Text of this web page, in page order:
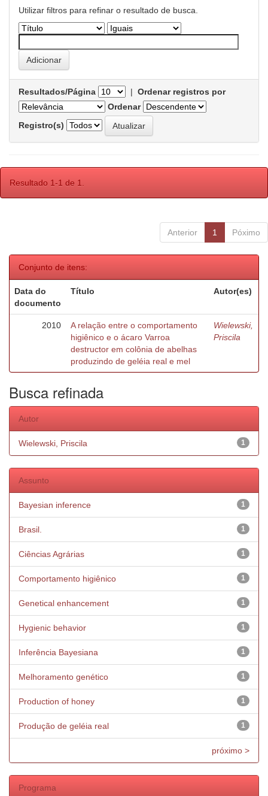
Utilizar filtros para refinar o resultado de busca.
Resultados/Página | Ordenar registros por
Ordenar
Registro(s)
Resultado 1-1 de 1.
Anterior 1 Póximo
Conjunto de itens:
Data do
documento
Título Autor(es)
2010
A relação entre o comportamento
higiênico e o ácaro Varroa
destructor em colônia de abelhas
produzindo de geléia real e mel
Wielewski,
Priscila
Busca refinada
Autor
1
Wielewski, Priscila
Assunto
1
Bayesian inference
1
Brasil.
1
Ciências Agrárias
1
Comportamento higiênico
1
Genetical enhancement
1
Hygienic behavior
1
Inferência Bayesiana
1
Melhoramento genético
1
Production of honey
1
Produção de geléia real
próximo >
Programa